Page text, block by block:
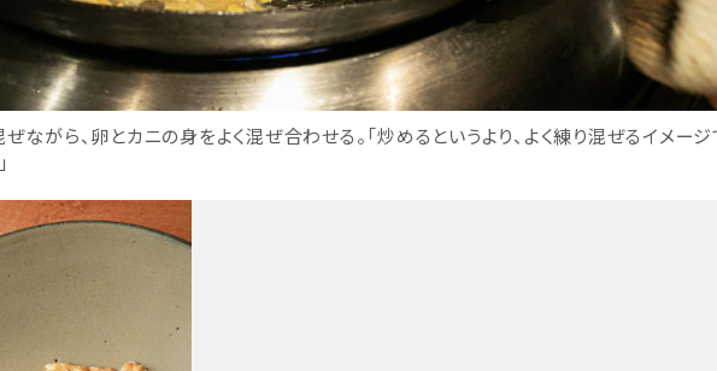
ながら、卵とカニの身をよく混ぜ合わせる。「炒めるというより、よく練り混ぜるイメー